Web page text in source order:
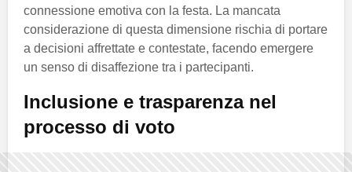
connessione emotiva con la festa. La mancata
considerazione di questa dimensione rischia di portare
a decisioni affrettate e contestate, facendo emergere
un senso di disaffezione tra i partecipanti.
Inclusione e trasparenza nel
processo di voto